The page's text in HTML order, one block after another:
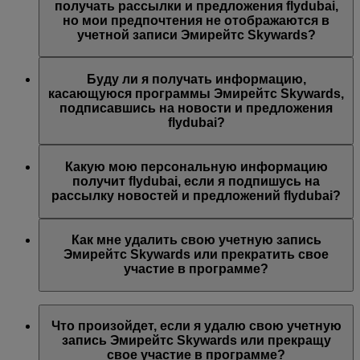
предложений Эмирейтс, Эмирейтс Skywards и/или
flydubai. Ваши предпочтения были изменены согласно
вашему выбору.
получать рассылки и предложения flydubai,
но мои предпочтения не отображаются в
учетной записи Эмирейтс Skywards?
связан с несколькими номерами участников программы
Эмирейтс Skywards или указанное вами имя не
совпадает с именем в вашей учетной записи Эмирейтс
Skywards. Войдите в учетную запись Эмирейтс
Личные предпочтения
Буду ли я получать информацию,
касающуюся программы Эмирейтс Skywards,
подписавшись на новости и предложения
flydubai?
компании flydubai, включая промоакции flydubai и
flydubai Holidays.
Какую мою персональную информацию
получит flydubai, если я подпишусь на
рассылку новостей и предложений flydubai?
электронной почты, на который будут приходить
письма. flydubai несет ответственность за обработку
вашей личной информации согласнополитике
Как мне удалить свою учетную запись
Эмирейтс Skywards или прекратить свое
участие в программе?
Skywards или прекратить свое участие в программе в
любой момент.
Что произойдет, если я удалю свою учетную
запись Эмирейтс Skywards или прекращу
свое участие в программе?